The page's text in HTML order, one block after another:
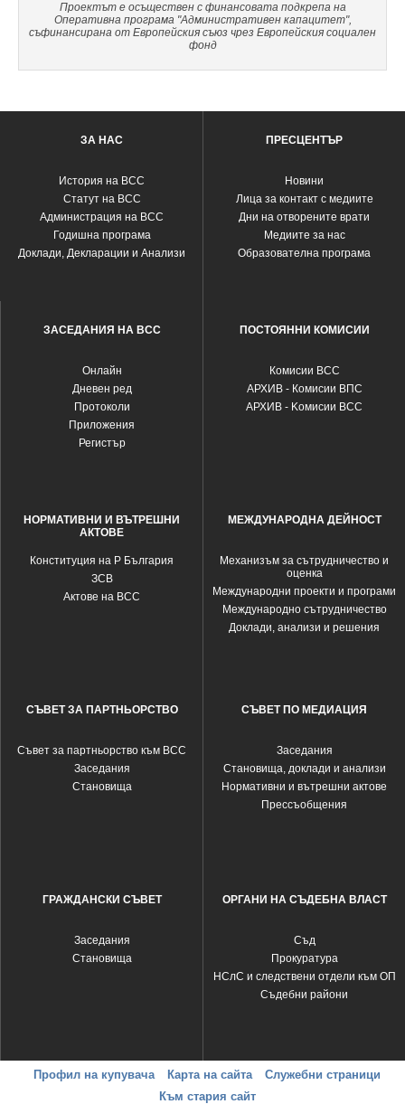
Проектът е осъществен с финансовата подкрепа на
Оперативна програма "Административен капацитет",
съфинансирана от Европейския съюз чрез Европейския социален
фонд
ЗА НАС
История на ВСС
Статут на ВСС
Администрация на ВСС
Годишна програма
Доклади, Декларации и Анализи
ПРЕСЦЕНТЪР
Новини
Лица за контакт с медиите
Дни на отворените врати
Медиите за нас
Образователна програма
ЗАСЕДАНИЯ НА ВСС
Oнлайн
Дневен ред
Протоколи
Приложения
Регистър
ПОСТОЯННИ КОМИСИИ
Комисии ВСС
АРХИВ - Комисии ВПС
АРХИВ - Kомисии ВСС
НОРМАТИВНИ И ВЪТРЕШНИ
АКТОВЕ
Конституция на Р България
ЗСВ
Актове на ВСС
МЕЖДУНАРОДНА ДЕЙНОСТ
Механизъм за сътрудничество и
оценка
Международни проекти и програми
Международно сътрудничество
Доклади, анализи и решения
СЪВЕТ ЗА ПАРТНЬОРСТВО
Съвет за партньорство към ВСС
Заседания
Становища
СЪВЕТ ПО МЕДИАЦИЯ
Заседания
Становища, доклади и анализи
Нормативни и вътрешни актове
Прессъобщения
ГРАЖДАНСКИ СЪВЕТ
Заседания
Становища
ОРГАНИ НА СЪДЕБНА ВЛАСТ
Съд
Прокуратура
НСлС и следствени отдели към ОП
Съдебни райони
Профил на купувача Карта на сайта
Служебни страници
Към стария сайт